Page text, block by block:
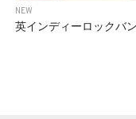
NEW
英インディーロックバ